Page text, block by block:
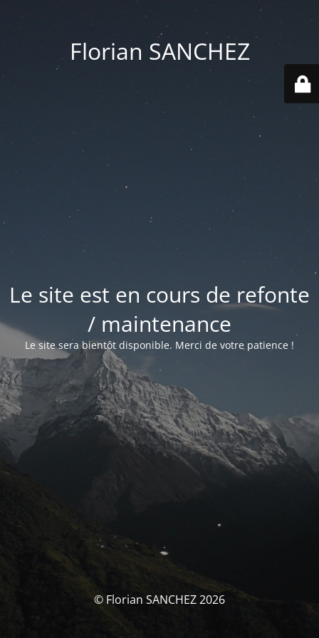
Florian SANCHEZ
Le site est en cours de refonte
/ maintenance
Le site sera bientôt disponible. Merci de votre patience !
© Florian SANCHEZ 2026